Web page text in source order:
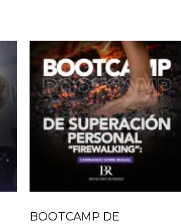
BOOTCAMP DE